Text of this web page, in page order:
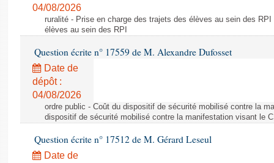
04/08/2026
ruralité - Prise en charge des trajets des élèves au sein des
élèves au sein des RPI
Question écrite n° 17559 de M. Alexandre Dufosset
Date de
dépôt :
04/08/2026
ordre public - Coût du dispositif de sécurité mobilisé contre la
dispositif de sécurité mobilisé contre la manifestation visant le
Question écrite n° 17512 de M. Gérard Leseul
Date de